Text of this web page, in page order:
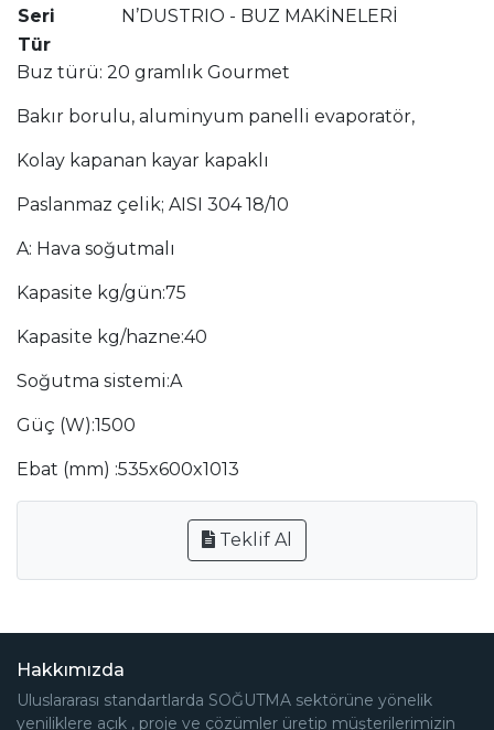
Seri
N’DUSTRIO - BUZ MAKİNELERİ
Tür
Buz türü: 20 gramlık Gourmet
Bakır borulu, aluminyum panelli evaporatör,
Kolay kapanan kayar kapaklı
Paslanmaz çelik; AISI 304 18/10
A: Hava soğutmalı
Kapasite kg/gün:75
Kapasite kg/hazne:40
Soğutma sistemi:A
Güç (W):1500
Ebat (mm) :535x600x1013
Teklif Al
Hakkımızda
Uluslararası standartlarda SOĞUTMA sektörüne yönelik
yeniliklere açık , proje ve çözümler üretip müşterilerimizin